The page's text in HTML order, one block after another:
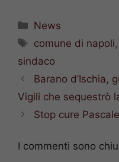
Categorie
News
Tag
comune di napoli,
sindaco
Barano d’Ischia,
Vigili che sequestrò
Stop cure Pascale
I commenti sono